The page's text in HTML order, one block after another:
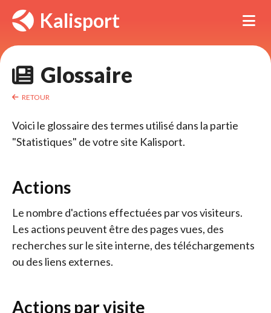
Kalisport
Glossaire
RETOUR
Voici le glossaire des termes utilisé dans la partie
"Statistiques" de votre site Kalisport.
Actions
Le nombre d'actions effectuées par vos visiteurs.
Les actions peuvent être des pages vues, des
recherches sur le site interne, des téléchargements
ou des liens externes.
Actions par visite